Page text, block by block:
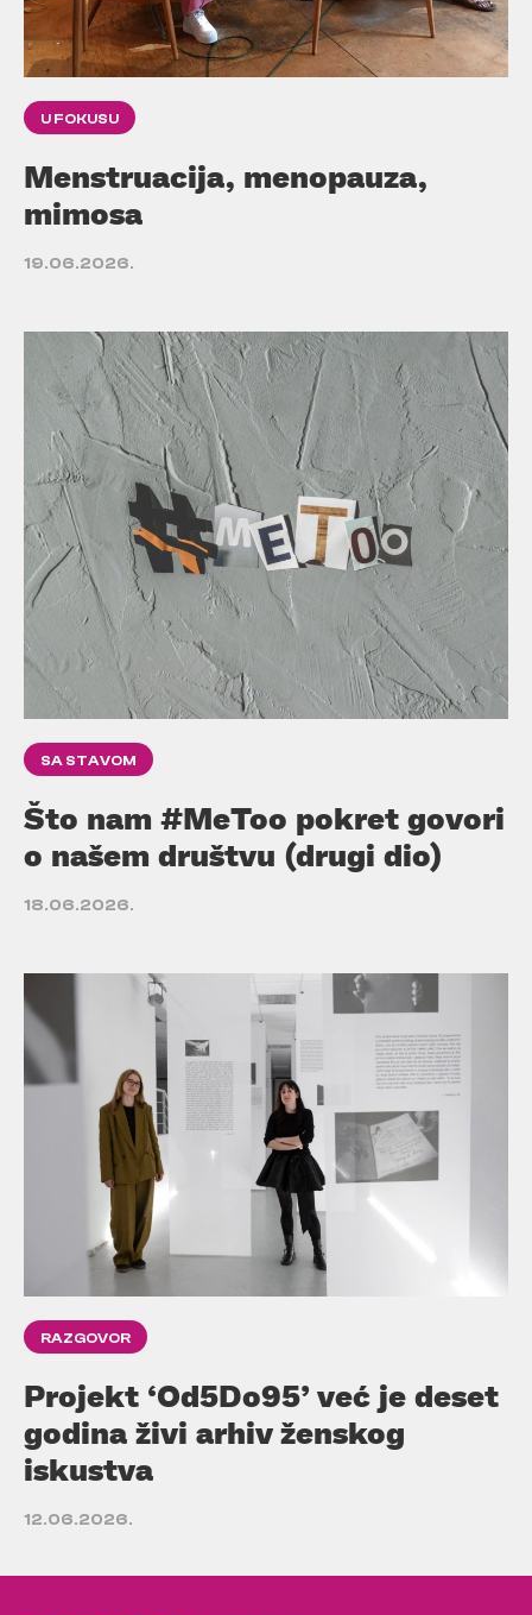
U FOKUSU
Menstruacija, menopauza,
mimosa
19.06.2026.
SA STAVOM
Što nam #MeToo pokret govori
o našem društvu (drugi dio)
18.06.2026.
RAZGOVOR
Projekt ‘Od5Do95’ već je deset
godina živi arhiv ženskog
iskustva
12.06.2026.